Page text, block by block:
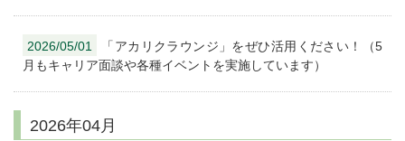
2026/05/01
「アカリクラウンジ」をぜひ活用ください！（5
月もキャリア面談や各種イベントを実施しています）
2026年04月